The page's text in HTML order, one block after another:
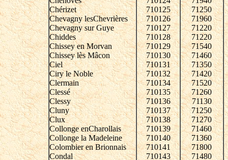
Chérizet
Chevagny lesChevrières
Chevagny sur Guye
Chiddes
Chissey en Morvan
Chissey lès Mâcon
Ciel
Ciry le Noble
Clermain
Clessé
Clessy
Cluny
Clux
Collonge enCharollais
Collonge la Madeleine
Colombier en Brionnais
Condal
710125
710126
710127
710128
710129
710130
710131
710132
710134
710135
710136
710137
710138
710139
710140
710141
710143
71250
71960
71220
71220
71540
71460
71350
71420
71520
71260
71130
71250
71270
71460
71360
71800
71480